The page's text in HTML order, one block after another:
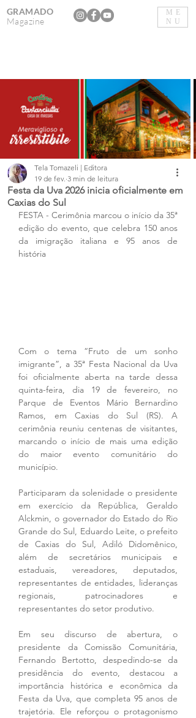
ME
NU
GRAMADO
Magazine
Festa da Uva 2026 inicia oficialmente em
Caxias do Sul
Tela Tomazeli | Editora
19 de fev. 3 min de leitura
FESTA - Cerimônia marcou o início da 35ª
edição do evento, que celebra 150 anos
da imigração italiana e 95 anos de
história
Com o tema “Fruto de um sonho
imigrante”, a 35ª Festa Nacional da Uva
foi oficialmente aberta na tarde dessa
quinta-feira, dia 19 de fevereiro, no
Parque de Eventos Mário Bernardino
Ramos, em Caxias do Sul (RS). A
cerimônia reuniu centenas de visitantes,
marcando o início de mais uma edição
do maior evento comunitário do
município.
Participaram da solenidade o presidente
em exercício da República, Geraldo
Alckmin, o governador do Estado do Rio
Grande do Sul, Eduardo Leite, o prefeito
de Caxias do Sul, Adiló Didomênico,
além de secretários municipais e
estaduais, vereadores, deputados,
representantes de entidades, lideranças
regionais, patrocinadores e
representantes do setor produtivo.
Em seu discurso de abertura, o
presidente da Comissão Comunitária,
Fernando Bertotto, despedindo-se da
presidência do evento, destacou a
importância histórica e econômica da
Festa da Uva, que completa 95 anos de
trajetória. Ele reforçou o protagonismo